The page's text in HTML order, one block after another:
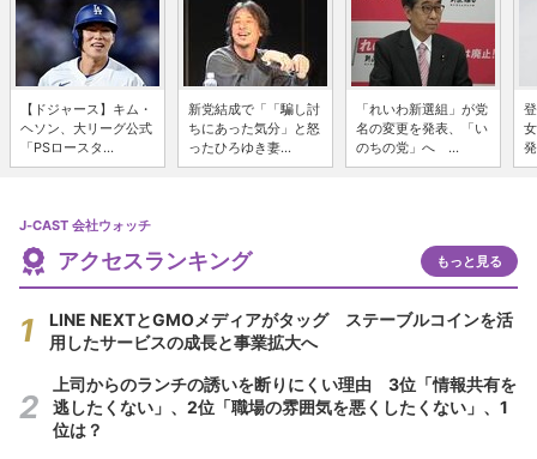
【ドジャース】キム・
ヘソン、大リーグ公式
「PSロースタ...
新党結成で「「騙し討
ちにあった気分」と怒
ったひろゆき妻...
「れいわ新選組」が党
名の変更を発表、「い
のちの党」へ ...
J-CAST 会社ウォッチ
アクセスランキング もっと見る
LINE NEXTとGMOメディアがタッグ ステーブルコインを活
用したサービスの成長と事業拡大へ
上司からのランチの誘いを断りにくい理由 3位「情報共有を
逃したくない」、2位「職場の雰囲気を悪くしたくない」、1
位は？